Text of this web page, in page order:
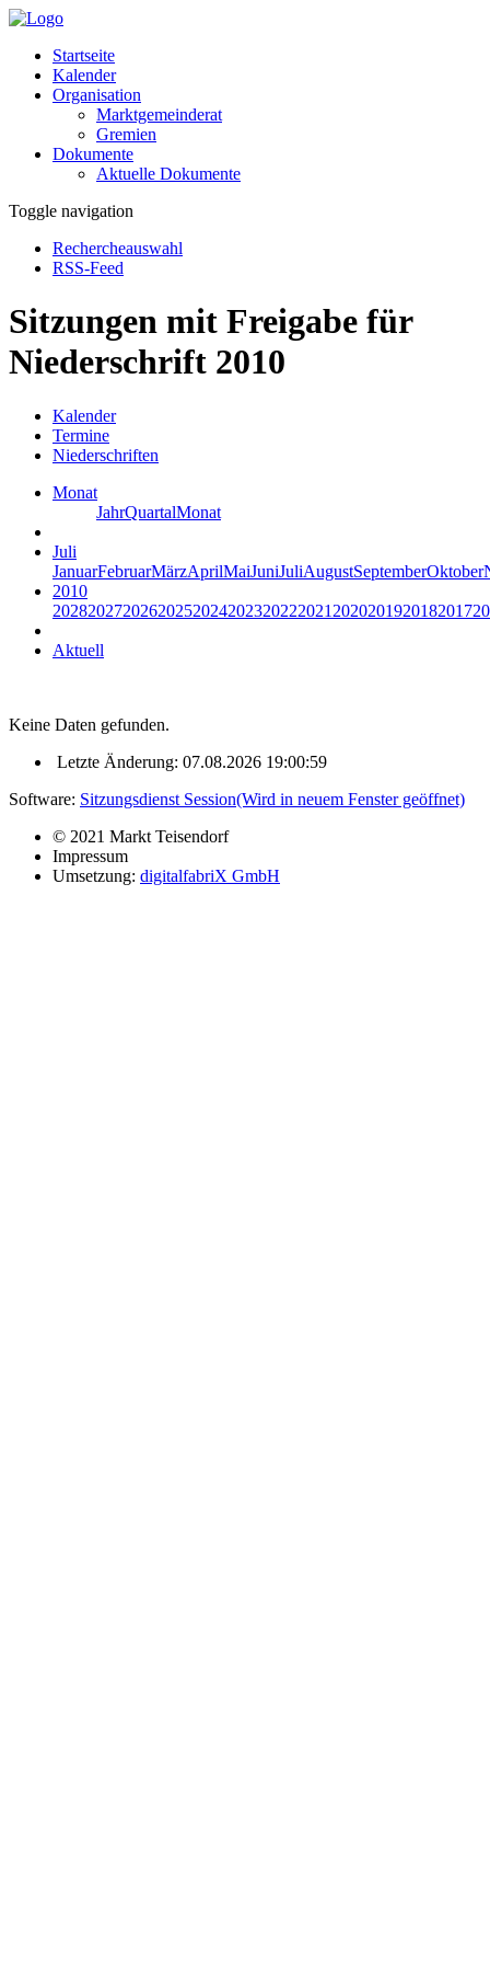
Startseite
Kalender
Organisation
Marktgemeinderat
Gremien
Dokumente
Aktuelle Dokumente
Toggle navigation
Rechercheauswahl
RSS-Feed
Sitzungen mit Freigabe für
Niederschrift 2010
Kalender
Termine
Niederschriften
Monat
JahrQuartalMonat
Juli
JanuarFebruarMärzAprilMaiJuniJuliAugustSeptemberOktober
2010
20282027202620252024202320222021 2020201920182017
Aktuell
Keine Daten gefunden.
Letzte Änderung: 07.08.2026 19:00:59
Software: Sitzungsdienst Session(Wird in neuem Fenster geöffnet)
© 2021 Markt Teisendorf
Impressum
Umsetzung: digitalfabriX GmbH